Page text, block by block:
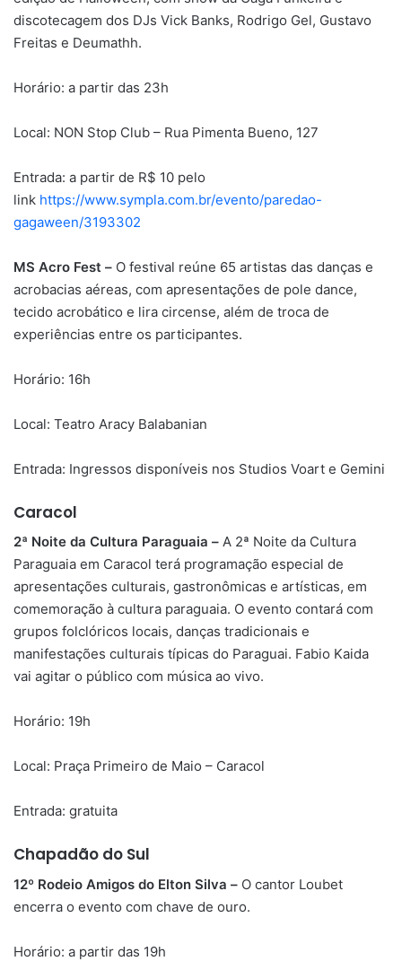
discotecagem dos DJs Vick Banks, Rodrigo Gel, Gustavo
Freitas e Deumathh.
Horário: a partir das 23h
Local: NON Stop Club – Rua Pimenta Bueno, 127
Entrada: a partir de R$ 10 pelo
link https://www.sympla.com.br/evento/paredao-
gagaween/3193302
MS Acro Fest – O festival reúne 65 artistas das danças e
acrobacias aéreas, com apresentações de pole dance,
tecido acrobático e lira circense, além de troca de
experiências entre os participantes.
Horário: 16h
Local: Teatro Aracy Balabanian
Entrada: Ingressos disponíveis nos Studios Voart e Gemini
Caracol
2ª Noite da Cultura Paraguaia – A 2ª Noite da Cultura
Paraguaia em Caracol terá programação especial de
apresentações culturais, gastronômicas e artísticas, em
comemoração à cultura paraguaia. O evento contará com
grupos folclóricos locais, danças tradicionais e
manifestações culturais típicas do Paraguai. Fabio Kaida
vai agitar o público com música ao vivo.
Horário: 19h
Local: Praça Primeiro de Maio – Caracol
Entrada: gratuita
Chapadão do Sul
12º Rodeio Amigos do Elton Silva – O cantor Loubet
encerra o evento com chave de ouro.
Horário: a partir das 19h